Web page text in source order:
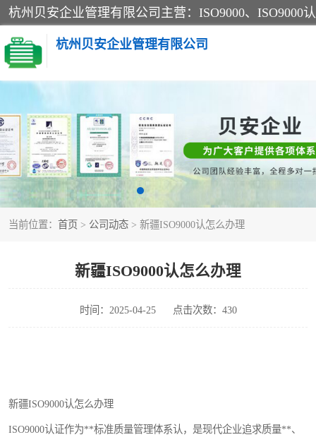
杭州贝安企业管理有限公司
当前位置： 首页 > 公司动态 > 新疆ISO9000认怎么办理
新疆ISO9000认怎么办理
时间：2025-04-25 点击次数：430
新疆ISO9000认怎么办理
ISO9000认证作为**标准质量管理体系认，是现代企业追求质量**、
CE认证
SA认证
OHSAS18001认证
45001认证